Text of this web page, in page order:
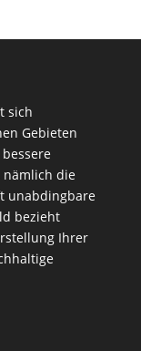
sich
Gebieten
nämlich die
unabdingbare
bezieht
Ihrer